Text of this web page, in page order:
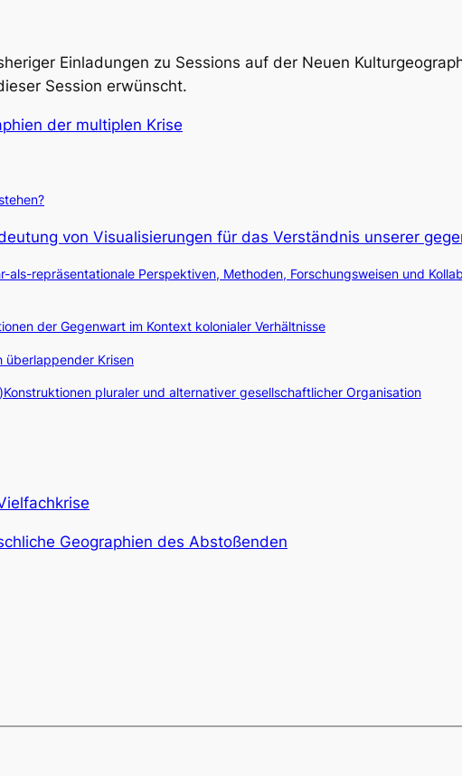
Einladungen zu Sessions auf der Neuen
Session erwünscht.
der multiplen Krise
von Visualisierungen für das Verständnis unserer
als-repräsentationale Perspektiven, Methoden, Forschungsweisen und
der Gegenwart im Kontext kolonialer Verhältnisse
überlappender Krisen
pluraler und alternativer gesellschaftlicher Organisation
Geographien des Abstoßenden